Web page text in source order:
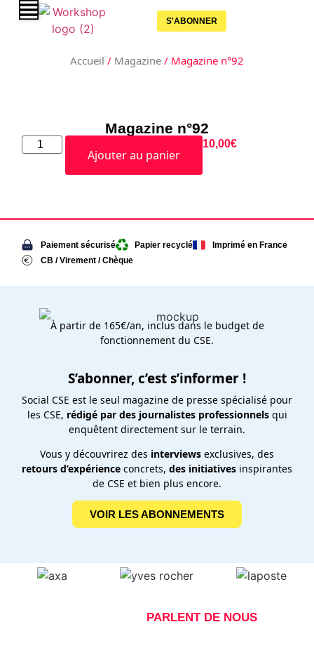
S'ABONNER
Accueil / Magazine / Magazine n°92
Magazine n°92
Ajouter au panier
10,00€
Paiement sécurisé Papier recyclé
Imprimé en France
CB / Virement / Chèque
À partir de 165€/an, inclus dans le budget de
fonctionnement du CSE.
S’abonner, c’est s’informer !
Social CSE est le seul magazine de presse spécialisé pour
les CSE, rédigé par des journalistes professionnelsqui
enquêtent directement sur le terrain.
Vous y découvrirez des interviews exclusives, des
retours d’expérience concrets, des initiatives inspirantes
de CSE et bien plus encore.
VOIR LES ABONNEMENTS
PARLENT DE NOUS